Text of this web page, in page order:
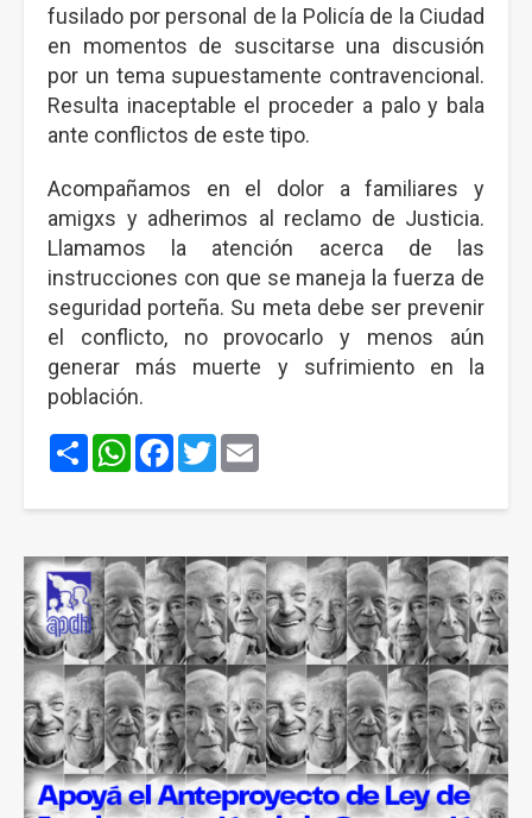
fusilado por personal de la Policía de la Ciudad
en momentos de suscitarse una discusión
por un tema supuestamente contravencional.
Resulta inaceptable el proceder a palo y bala
ante conflictos de este tipo.
Acompañamos en el dolor a familiares y
amigxs y adherimos al reclamo de Justicia.
Llamamos la atención acerca de las
instrucciones con que se maneja la fuerza de
seguridad porteña. Su meta debe ser prevenir
el conflicto, no provocarlo y menos aún
generar más muerte y sufrimiento en la
población.
ShareWhatsApp
Facebook
Twitter